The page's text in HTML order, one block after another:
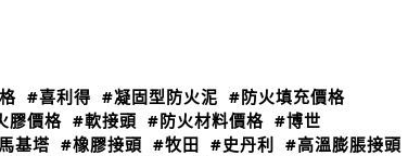
#喜利得 #凝固型防火泥 #防火填充價格
膠價格 #軟接頭 #防火材料價格 #博世
基塔 #橡膠接頭 #牧田 #史丹利
#高溫膨脹接頭